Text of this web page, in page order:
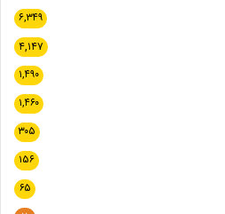
۶,۳۴۹
۴,۱۴۷
۱,۴۹۰
۱,۴۶۰
۳۰۵
۱۵۶
۶۵